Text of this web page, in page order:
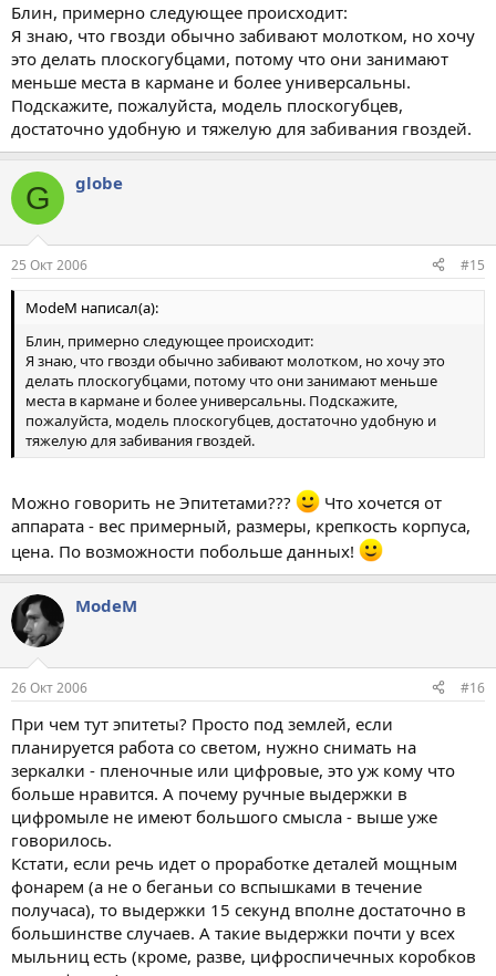
Блин, примерно следующее происходит:
Я знаю, что гвозди обычно забивают молотком, но хочу
это делать плоскогубцами, потому что они занимают
меньше места в кармане и более универсальны.
Подскажите, пожалуйста, модель плоскогубцев,
достаточно удобную и тяжелую для забивания гвоздей.
G globe
25 Окт 2006 #15
ModeM написал(а):
Блин, примерно следующее происходит:
Я знаю, что гвозди обычно забивают молотком, но хочу это
делать плоскогубцами, потому что они занимают меньше
места в кармане и более универсальны. Подскажите,
пожалуйста, модель плоскогубцев, достаточно удобную и
тяжелую для забивания гвоздей.
Можно говорить не Эпитетами???
Что хочется от
аппарата - вес примерный, размеры, крепкость корпуса,
цена. По возможности побольше данных!
ModeM
26 Окт 2006 #16
При чем тут эпитеты? Просто под землей, если
планируется работа со светом, нужно снимать на
зеркалки - пленочные или цифровые, это уж кому что
больше нравится. А почему ручные выдержки в
цифромыле не имеют большого смысла - выше уже
говорилось.
Кстати, если речь идет о проработке деталей мощным
фонарем (а не о беганьи со вспышками в течение
получаса), то выдержки 15 секунд вполне достаточно в
большинстве случаев. А такие выдержки почти у всех
мыльниц есть (кроме, разве, цифроспичечных коробков